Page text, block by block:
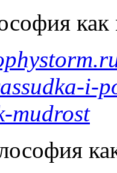
как
i-
mudrost
как